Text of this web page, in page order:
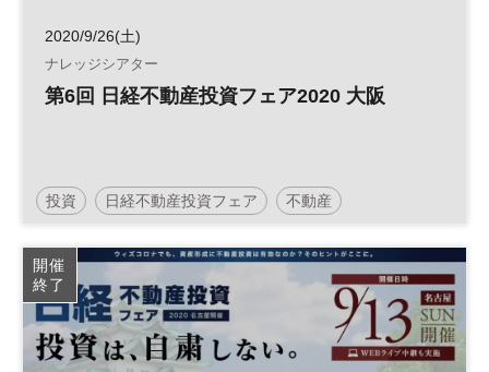
2020/9/26(土)
ナレッジシアター
第6回 日経不動産投資フェア2020 大阪
投資 日経不動産投資フェア 不動産
人生100年時代 参加無料
土日祝開催
開催
終了